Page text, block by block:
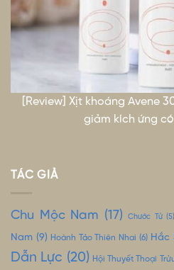
[Review] Xịt khoáng Avene
giảm kích ứng
TÁC GIẢ
Chu Mộc Nam (17) Chước Tử(5)
Nam (9) Hoành Tảo Thiên Nhai (6) Hắc
Dẫn Lực (20) Hội Thuyết Thoại